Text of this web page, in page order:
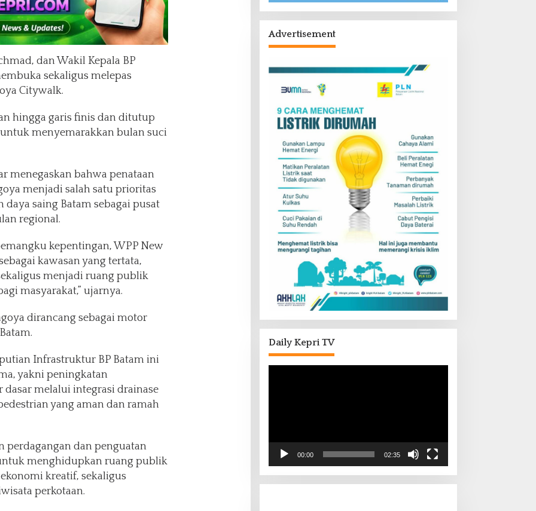
dan Wakil Kepala BP
sekaligus melepas
Citywalk.
hingga garis finis dan ditutup
menyemarakkan bulan suci
menegaskan bahwa penataan
menjadi salah satu prioritas
saing Batam sebagai pusat
regional.
kepentingan, WPP New
kawasan yang tertata,
menjadi ruang publik
masyarakat,” ujarnya.
dirancang sebagai motor
Infrastruktur BP Batam ini
yakni peningkatan
melalui integrasi drainase
yang aman dan ramah
perdagangan dan penguatan
menghidupkan ruang publik
kreatif, sekaligus
perkotaan.
Advertisement
Daily Kepri TV
00:00 02:35